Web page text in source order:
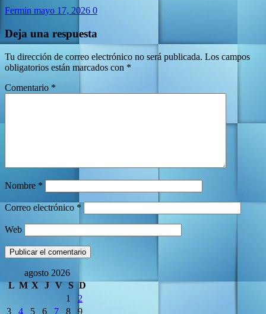
Fermin mayo 17, 2026 0
Deja una respuesta
Tu dirección de correo electrónico no será publicada. Los campos
obligatorios están marcados con *
Comentario *
Nombre *
Correo electrónico *
Web
agosto 2026
L M X J V S D
1
2
3
4 5 6 7 8 9